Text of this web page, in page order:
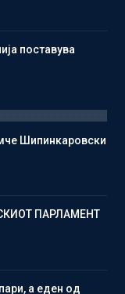
поставува
Шипинкаровски
ПАРЛАМЕНТ
а еден од